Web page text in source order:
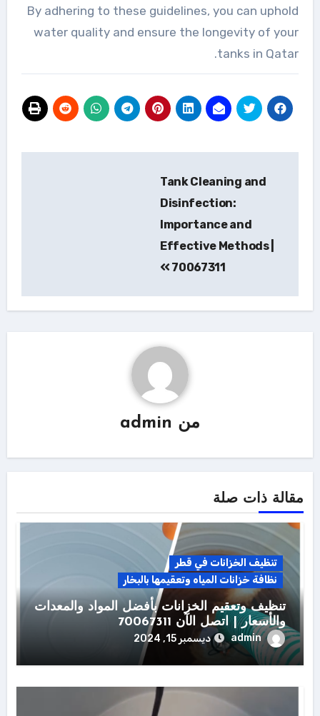
By adhering to these guidelines, you can uphold
water quality and ensure the longevity of your
tanks in Qatar.
المقالات
Tank Cleaning and
Disinfection:
Importance and
Effective Methods |
70067311
من admin
مقالة ذات صلة
تنظيف الخزانات في قطر
نظافة خزانات المياه وتعقيمها بالبخار
تنظيف وتعقيم الخزانات بأفضل المواد والمعدات
والأسعار | اتصل الآن 70067311
admin ديسمبر 15, 2024